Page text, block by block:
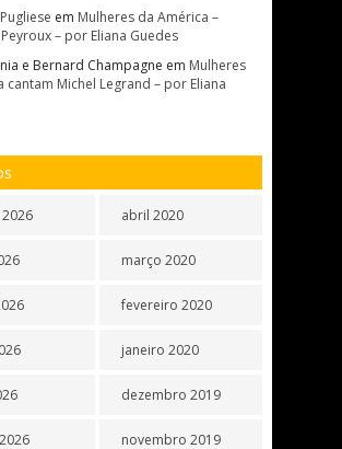
em Mulheres da América –
– por Eliana Guedes
e Bernard Champagne em Mulheres
cantam Michel Legrand – por Eliana
abril 2020
março 2020
fevereiro 2020
janeiro 2020
dezembro 2019
novembro 2019